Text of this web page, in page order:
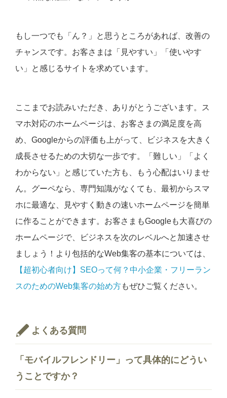
もし一つでも「ん？」と思うところがあれば、改善の
チャンスです。お客さまは「見やすい」「使いやす
い」と感じるサイトを求めています。
ここまでお読みいただき、ありがとうございます。ス
マホ対応のホームページは、お客さまの満足度を高
め、Googleからの評価も上がって、ビジネスを大きく
成長させるための大切な一歩です。「難しい」「よく
わからない」と感じていた方も、もう心配はいりませ
ん。グーペなら、専門知識がなくても、最初からスマ
ホに最適な、見やすく動きの速いホームページを簡単
に作ることができます。お客さまもGoogleも大喜びの
ホームページで、ビジネスを次のレベルへと加速させ
ましょう！より包括的なWeb集客の基本については、
【超初心者向け】SEOって何？中小企業・フリーラン
スのためのWeb集客の始め方もぜひご覧ください。
よくある質問
「モバイルフレンドリー」って具体的にどうい
うことですか？